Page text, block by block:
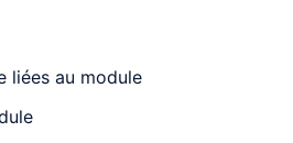
liées au module